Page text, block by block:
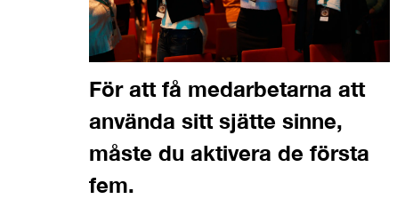
För att få medarbetarna att
använda sitt sjätte sinne,
måste du aktivera de första
fem.